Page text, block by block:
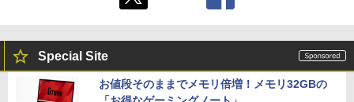
Special Site
お値段そのままでメモリ倍増！メモリ32GBの